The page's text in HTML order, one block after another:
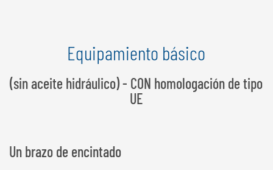
Equipamiento básico
(sin aceite hidráulico) - CON homologación de tipo
UE
Un brazo de encintado